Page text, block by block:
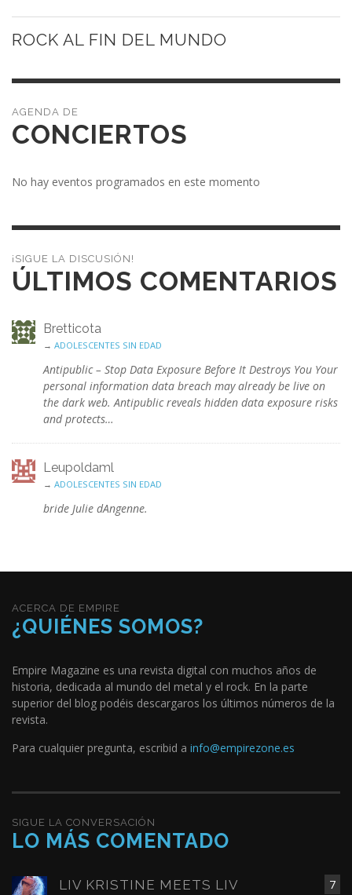
ROCK AL FIN DEL MUNDO
CONCIERTOS
No hay eventos programados en este momento
¡SIGUE LA DISCUSIÓN!
ÚLTIMOS COMENTARIOS
Bretticota
→ ADOLESCENTES SIN EDAD
Antipublic – Stop Data Exposure Before It Destroys You Your
personal information data breach may already be live on
the dark web. Antipublic reveals hidden data exposure risks
and protects…
Leupoldaml
→ ADOLESCENTES SIN EDAD
bride Julie dAngenne.
ACERCA DE EMPIRE
¿QUIÉNES SOMOS?
Empire Magazine es una revista digital con muchos años de
historia, dedicada al mundo del metal y el rock. En la parte
superior del blog podéis descargaros los últimos números de la
revista.
Para cualquier pregunta, escribid a info@empirezone.es
SIGUE LA CONVERSACIÓN
LO MÁS COMENTADO
7
LIV KRISTINE MEETS LIV